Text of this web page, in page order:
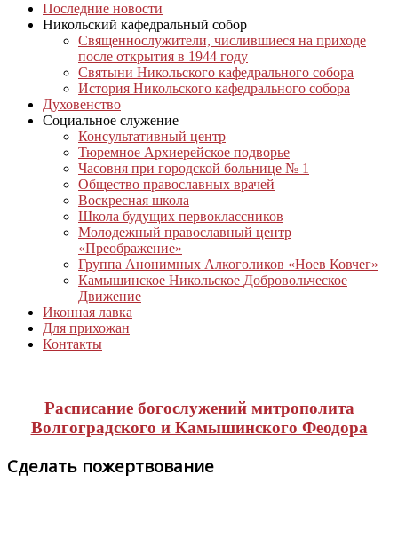
Последние новости
Никольский кафедральный собор
Священнослужители, числившиеся на приходе
после открытия в 1944 году
Святыни Никольского кафедрального собора
История Никольского кафедрального собора
Духовенство
Социальное служение
Консультативный центр
Тюремное Архиерейское подворье
Часовня при городской больнице № 1
Общество православных врачей
Воскресная школа
Школа будущих первоклассников
Молодежный православный центр
«Преображение»
Группа Анонимных Алкоголиков «Ноев Ковчег»
Камышинское Никольское Добровольческое
Движение
Иконная лавка
Для прихожан
Контакты
Расписание богослужений митрополита
Волгоградского и Камышинского Феодора
Сделать пожертвование